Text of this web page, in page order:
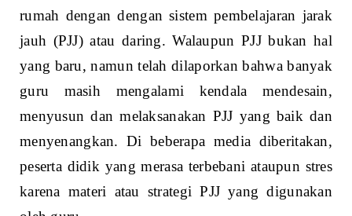
rumah dengan dengan sistem pembelajaran jarak
jauh (PJJ) atau daring. Walaupun PJJ bukan hal
yang baru, namun telah dilaporkan bahwa banyak
guru masih mengalami kendala mendesain,
menyusun dan melaksanakan PJJ yang baik dan
menyenangkan. Di beberapa media diberitakan,
peserta didik yang merasa terbebani ataupun stres
karena materi atau strategi PJJ yang digunakan